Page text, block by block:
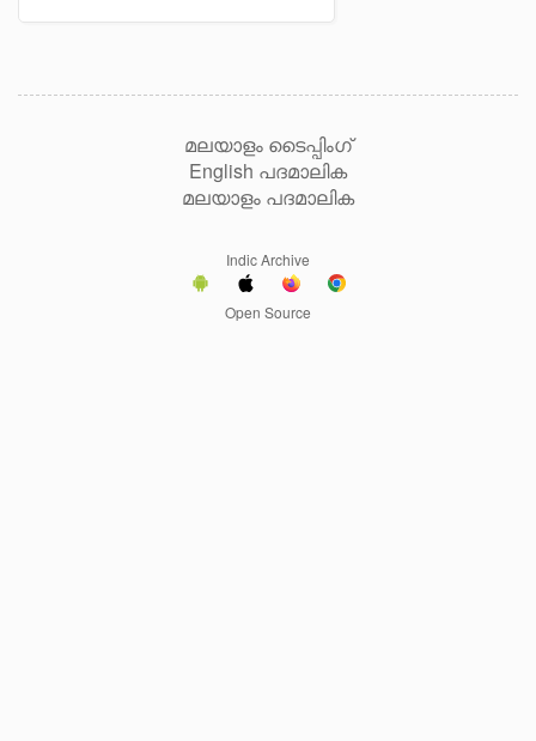
മലയാളം ടൈപ്പിംഗ്
English പദമാലിക
മലയാളം പദമാലിക
Indic Archive
Open Source